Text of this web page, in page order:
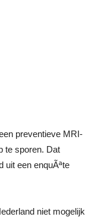
preventieve MRI-
te sporen. Dat
uit een enquÃªte
niet mogelijk